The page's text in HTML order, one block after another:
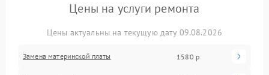
Цены на услуги ремонта
Цены актуальны на текущую дату 09.08.2026
Замена материнской платы 1580 р